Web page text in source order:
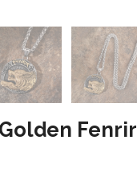
Fenrir